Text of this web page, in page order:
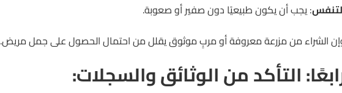
: يجب أن يكون طبيعيًا دون صفير أو صعوبة.
الشراء من مزرعة معروفة أو مربٍ موثوق يقلل من احتمال الحصول على جمل مريض.
التأكد من الوثائق والسجلات: